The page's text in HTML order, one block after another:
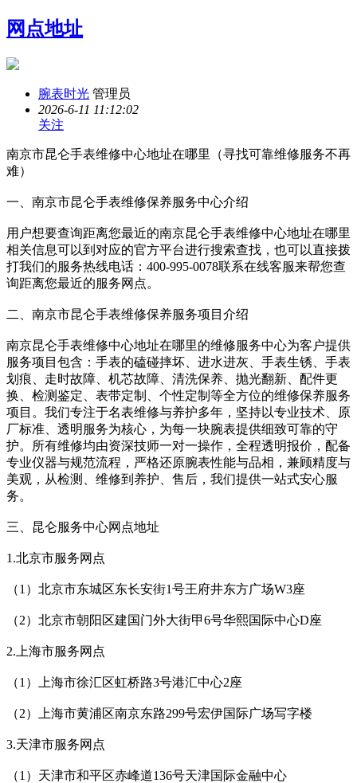
网点地址
腕表时光 管理员
2026-6-11 11:12:02
关注
南京市昆仑手表维修中心地址在哪里（寻找可靠维修服务不再
难）
一、南京市昆仑手表维修保养服务中心介绍
用户想要查询距离您最近的南京昆仑手表维修中心地址在哪里
相关信息可以到对应的官方平台进行搜索查找，也可以直接拨
打我们的服务热线电话：400-995-0078联系在线客服来帮您查
询距离您最近的服务网点。
二、南京市昆仑手表维修保养服务项目介绍
南京昆仑手表维修中心地址在哪里的维修服务中心为客户提供
服务项目包含：手表的磕碰摔坏、进水进灰、手表生锈、手表
划痕、走时故障、机芯故障、清洗保养、抛光翻新、配件更
换、检测鉴定、表带定制、个性定制等全方位的维修保养服务
项目。我们专注于名表维修与养护多年，坚持以专业技术、原
厂标准、透明服务为核心，为每一块腕表提供细致可靠的守
护。所有维修均由资深技师一对一操作，全程透明报价，配备
专业仪器与规范流程，严格还原腕表性能与品相，兼顾精度与
美观，从检测、维修到养护、售后，我们提供一站式安心服
务。
三、昆仑服务中心网点地址
1.北京市服务网点
（1）北京市东城区东长安街1号王府井东方广场W3座
（2）北京市朝阳区建国门外大街甲6号华熙国际中心D座
2.上海市服务网点
（1）上海市徐汇区虹桥路3号港汇中心2座
（2）上海市黄浦区南京东路299号宏伊国际广场写字楼
3.天津市服务网点
（1）天津市和平区赤峰道136号天津国际金融中心